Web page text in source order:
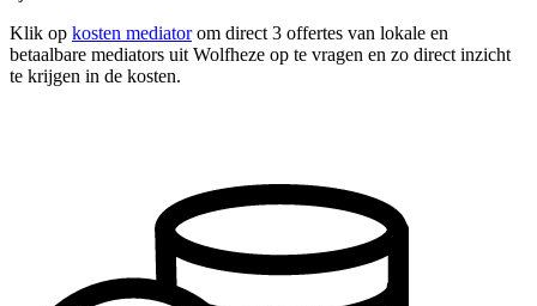
Klik op kosten mediatorom direct 3 offertes van lokale en
betaalbare mediators uit Wolfheze op te vragen en zo direct inzicht
te krijgen in de kosten.